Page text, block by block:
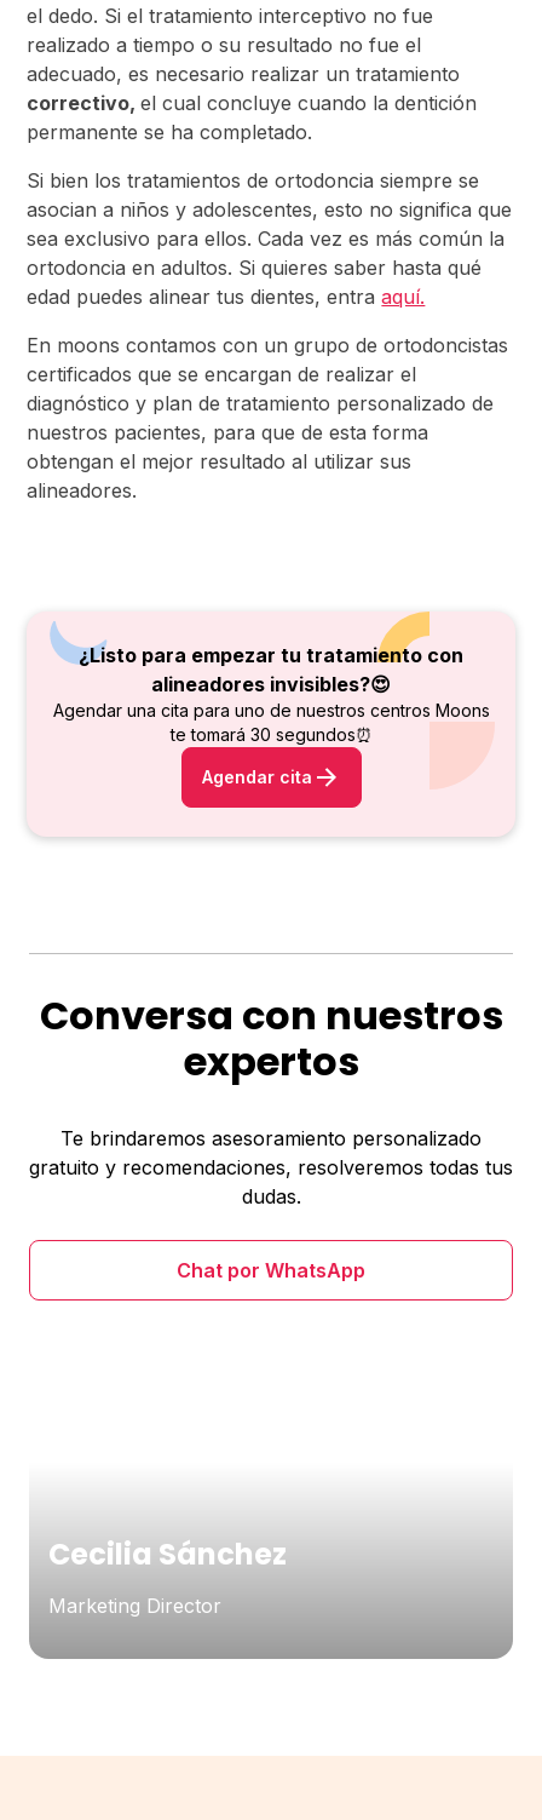
el dedo. Si el tratamiento interceptivo no fue
realizado a tiempo o su resultado no fue el
adecuado, es necesario realizar un tratamiento
correctivo,el cual concluye cuando la dentición
permanente se ha completado.
Si bien los tratamientos de ortodoncia siempre se
asocian a niños y adolescentes, esto no significa que
sea exclusivo para ellos. Cada vez es más común la
ortodoncia en adultos. Si quieres saber hasta qué
edad puedes alinear tus dientes, entraaquí.
En moons contamos con un grupo de ortodoncistas
certificados que se encargan de realizar el
diagnóstico y plan de tratamiento personalizado de
nuestros pacientes, para que de esta forma
obtengan el mejor resultado al utilizar sus
alineadores.
¿Listo para empezar tu tratamiento con
alineadores invisibles?😍
Agendar una cita para uno de nuestros centros Moons
te tomará 30 segundos⏰
Agendar cita
Conversa con nuestros
expertos
Te brindaremos asesoramiento personalizado
gratuito y recomendaciones, resolveremos todas tus
dudas.
Chat por WhatsApp
Cecilia Sánchez
Marketing Director